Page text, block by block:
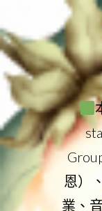
to
content
恩）
業、